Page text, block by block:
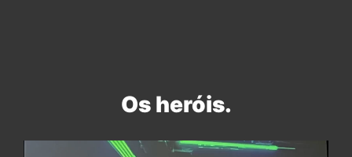
Os heróis.